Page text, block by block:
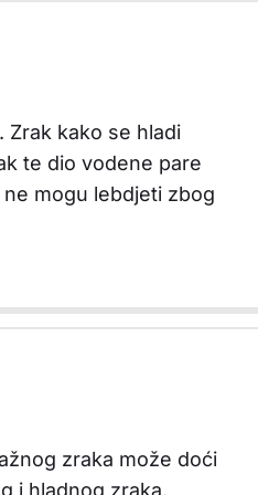
Zrak kako se hladi
te dio vodene pare
mogu lebdjeti zbog
zraka može doći
i hladnog zraka.